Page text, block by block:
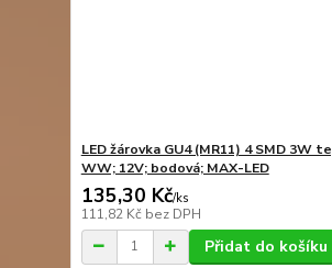
LED žárovka GU4 (MR11) 4 SMD 3W
WW; 12V; bodová; MAX-LED
135,30 Kč/ks
111,82 Kč bez DPH
Přidat do košíku